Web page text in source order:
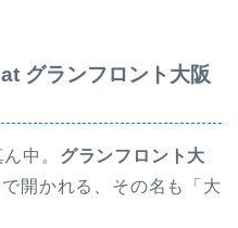
グランフロント大阪
中。 グランフロント大
開かれる、その名も「大